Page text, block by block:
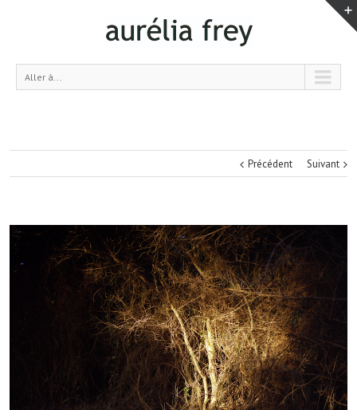
Aller à...
Précédent Suivant